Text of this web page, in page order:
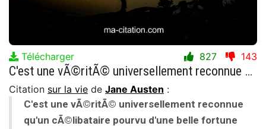
Télécharger 827 143
C'est une vÃ©ritÃ© universellement reconnue qu'un cÃ©libataire pourvu d'une belle fortune doit avoir envie de se marier
Citation sur la vie de Jane Austen :
C'est une vÃ©ritÃ© universellement reconnue
qu'un cÃ©libataire pourvu d'une belle fortune